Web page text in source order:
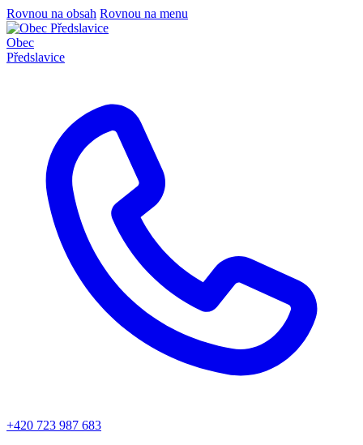
Rovnou na obsah Rovnou na menu
Obec
Předslavice
+420 723 987 683